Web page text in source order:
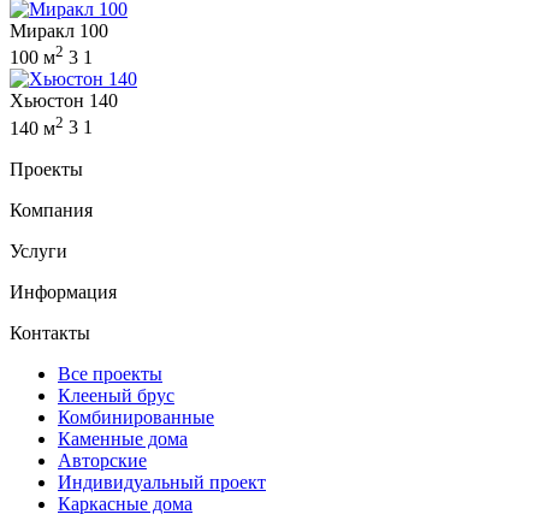
Миракл 100
100 м2 3 1
Хьюстон 140
140 м2 3 1
Проекты
Компания
Услуги
Информация
Контакты
Все проекты
Клееный брус
Комбинированные
Каменные дома
Авторские
Индивидуальный проект
Каркасные дома